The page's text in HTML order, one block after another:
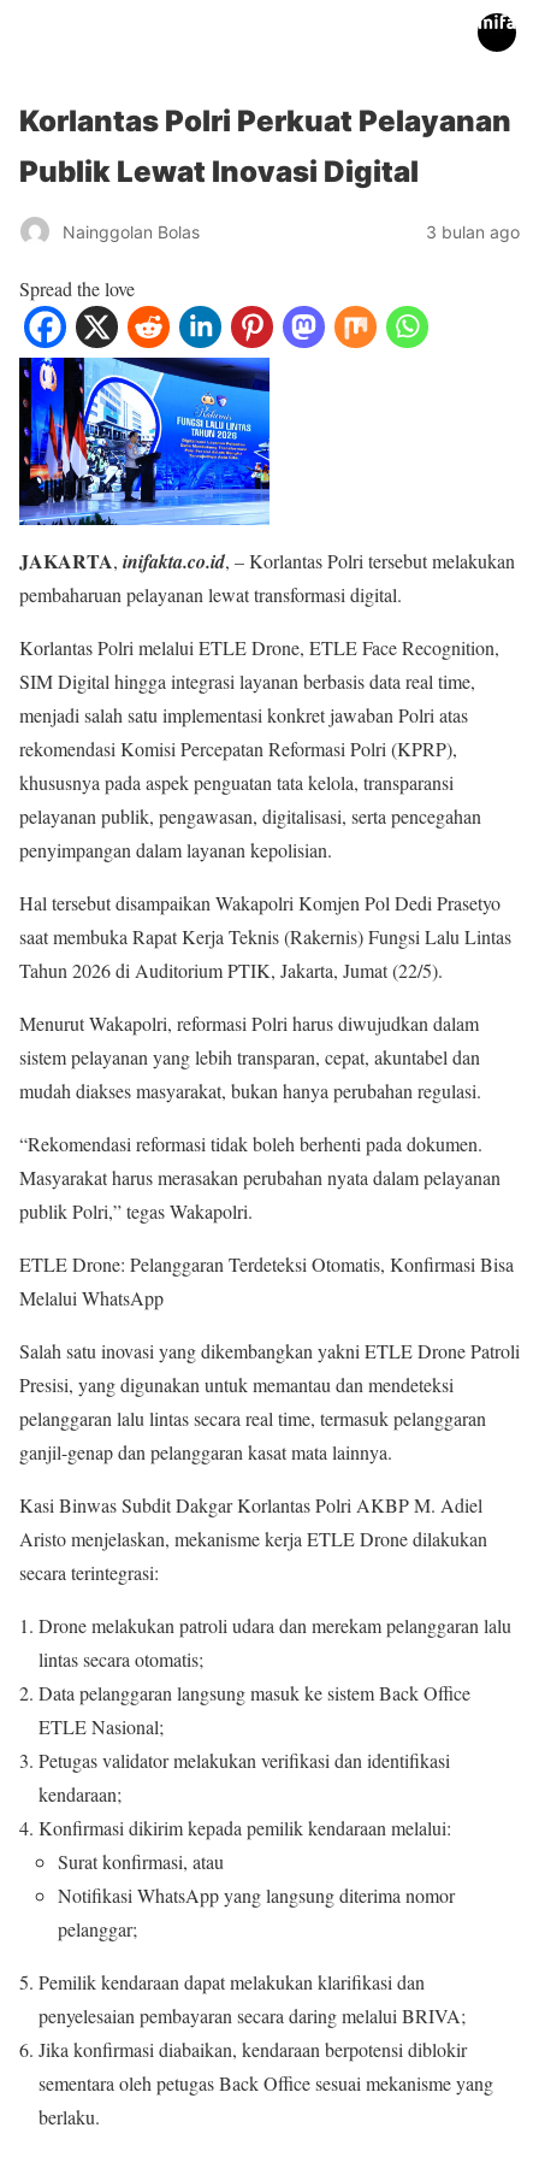
Korlantas Polri Perkuat Pelayanan
Publik Lewat Inovasi Digital
Nainggolan Bolas 3 bulan ago
Spread the love
JAKARTA, inifakta.co.id, – Korlantas Polri tersebut melakukan
pembaharuan pelayanan lewat transformasi digital.
Korlantas Polri melalui ETLE Drone, ETLE Face Recognition,
SIM Digital hingga integrasi layanan berbasis data real time,
menjadi salah satu implementasi konkret jawaban Polri atas
rekomendasi Komisi Percepatan Reformasi Polri (KPRP),
khususnya pada aspek penguatan tata kelola, transparansi
pelayanan publik, pengawasan, digitalisasi, serta pencegahan
penyimpangan dalam layanan kepolisian.
Hal tersebut disampaikan Wakapolri Komjen Pol Dedi Prasetyo
saat membuka Rapat Kerja Teknis (Rakernis) Fungsi Lalu Lintas
Tahun 2026 di Auditorium PTIK, Jakarta, Jumat (22/5).
Menurut Wakapolri, reformasi Polri harus diwujudkan dalam
sistem pelayanan yang lebih transparan, cepat, akuntabel dan
mudah diakses masyarakat, bukan hanya perubahan regulasi.
“Rekomendasi reformasi tidak boleh berhenti pada dokumen.
Masyarakat harus merasakan perubahan nyata dalam pelayanan
publik Polri,” tegas Wakapolri.
ETLE Drone: Pelanggaran Terdeteksi Otomatis, Konfirmasi Bisa
Melalui WhatsApp
Salah satu inovasi yang dikembangkan yakni ETLE Drone Patroli
Presisi, yang digunakan untuk memantau dan mendeteksi
pelanggaran lalu lintas secara real time, termasuk pelanggaran
ganjil-genap dan pelanggaran kasat mata lainnya.
Kasi Binwas Subdit Dakgar Korlantas Polri AKBP M. Adiel
Aristo menjelaskan, mekanisme kerja ETLE Drone dilakukan
secara terintegrasi:
Drone melakukan patroli udara dan merekam pelanggaran lalu
lintas secara otomatis;
Data pelanggaran langsung masuk ke sistem Back Office
ETLE Nasional;
Petugas validator melakukan verifikasi dan identifikasi
kendaraan;
Konfirmasi dikirim kepada pemilik kendaraan melalui:
Surat konfirmasi, atau
Notifikasi WhatsApp yang langsung diterima nomor
pelanggar;
Pemilik kendaraan dapat melakukan klarifikasi dan
penyelesaian pembayaran secara daring melalui BRIVA;
Jika konfirmasi diabaikan, kendaraan berpotensi diblokir
sementara oleh petugas Back Office sesuai mekanisme yang
berlaku.